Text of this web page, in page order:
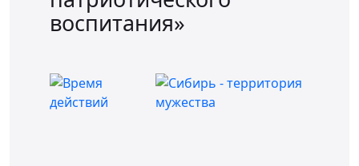
воспитания»